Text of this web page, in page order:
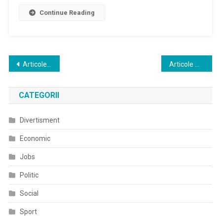
Continue Reading
Navigare
în
articole
Articole mai vechi
CATEGORII
Divertisment
Economic
Jobs
Politic
Social
Sport